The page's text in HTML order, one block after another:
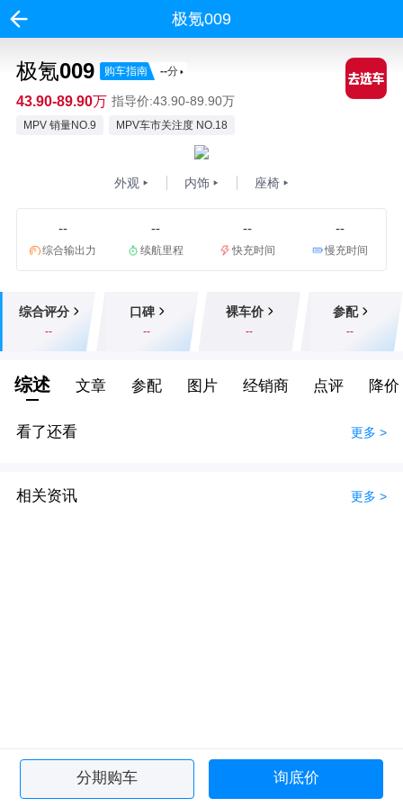
极氪009
极氪009 购车指南 --分
43.90-89.90万 指导价:43.90-89.90万
MPV 销量NO.9 MPV车市关注度 NO.18
外观 内饰 座椅
--
综合输出力
--
续航里程
--
快充时间
--
慢充时间
综合评分
--
口碑
--
裸车价
--
参配
--
综述 文章 参配 图片 经销商 点评 降价
看了还看 更多 >
相关资讯 更多 >
分期购车 询底价